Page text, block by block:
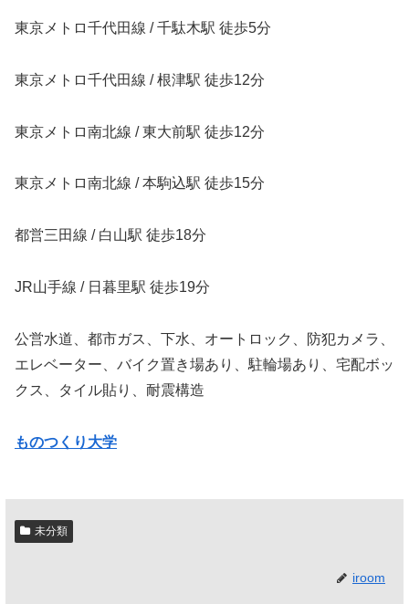
東京メトロ千代田線 / 千駄木駅 徒歩5分
東京メトロ千代田線 / 根津駅 徒歩12分
東京メトロ南北線 / 東大前駅 徒歩12分
東京メトロ南北線 / 本駒込駅 徒歩15分
都営三田線 / 白山駅 徒歩18分
JR山手線 / 日暮里駅 徒歩19分
公営水道、都市ガス、下水、オートロック、防犯カメラ、
エレベーター、バイク置き場あり、駐輪場あり、宅配ボッ
クス、タイル貼り、耐震構造
ものつくり大学
未分類
iroom